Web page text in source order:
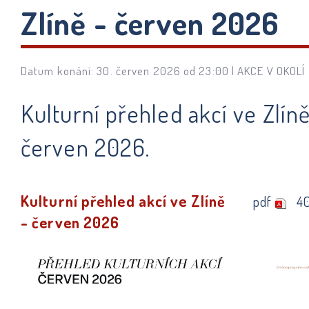
Zlíně - červen 2026
Datum konání: 30. červen 2026 od 23:00 |AKCE V OKOLÍ
Kulturní přehled akcí ve
červen 2026.
Kulturní přehled akcí ve Zlíně
- červen 2026
pdf